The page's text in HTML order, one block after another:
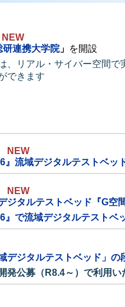
NEW
研連携大学院」 を開設
、リアル・サイバー空間
できます
NEW
』流域デジタルテストベッ
NEW
ジタルテストベッド『G空
』で流域デジタルテストベ
デジタルテストベッド」
発公募（R8.4～）で利用